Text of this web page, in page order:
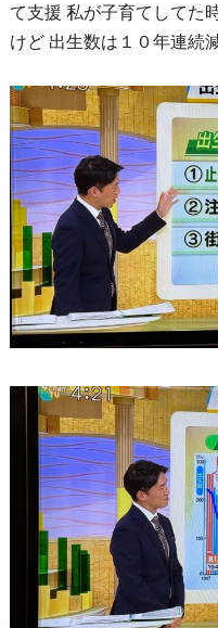
て支援 私が子育てしてた
けど 出生数は１０年連続